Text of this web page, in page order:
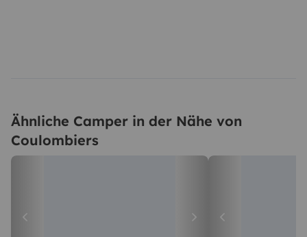
Ähnliche Camper in der Nähe von
Coulombiers